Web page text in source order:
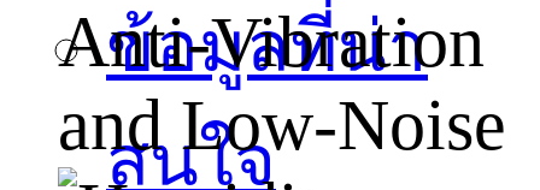
ข้อมูลที่น่า
สนใจ
Anti-Vibration
and Low-Noise